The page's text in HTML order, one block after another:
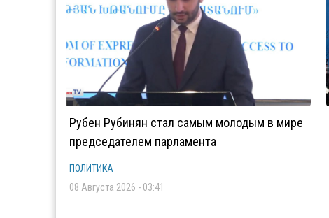
Рубен Рубинян стал самым молодым в мире
председателем парламента
ПОЛИТИКА
08 Августа 2026 - 03:41